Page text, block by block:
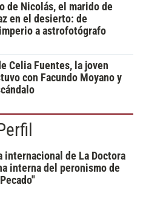
de Nicolás, el marido de
en el desierto: de
a astrofotógrafo
Celia Fuentes, la joven
con Facundo Moyano y
internacional de La Doctora
interna del peronismo de